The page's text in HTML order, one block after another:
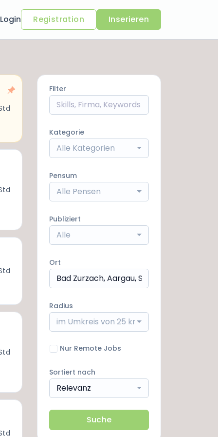
Login Registration Inserieren
Filter
Kategorie
Alle Kategorien
Pensum
Alle Pensen
Publiziert
Alle
Ort
Radius
im Umkreis von 25 km
Nur Remote Jobs
Sortiert nach
Relevanz
Suche